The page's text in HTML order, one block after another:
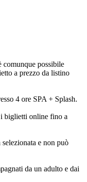
comunque possibile
a prezzo da listino
4 ore SPA + Splash.
biglietti online fino a
e non può
da un adulto e dai